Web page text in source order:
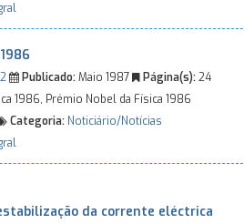
Publicado:Maio 1987 Página(s):24
1986, Prémio Nobel da Física 1986
Categoria: Noticiário/Notícias
da corrente eléctrica